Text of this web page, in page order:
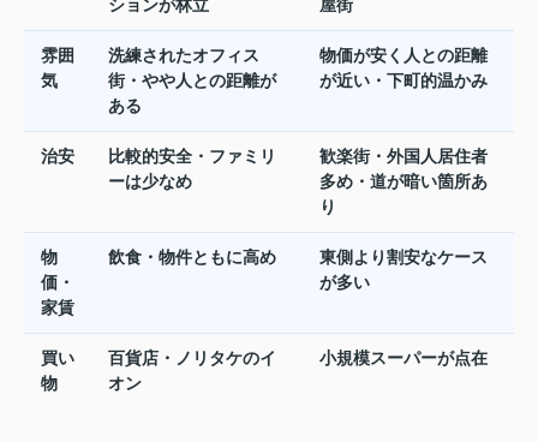
ションが林立
屋街
雰囲
気
洗練されたオフィス
街・やや人との距離が
ある
物価が安く人との距離
が近い・下町的温かみ
治安
比較的安全・ファミリ
ーは少なめ
歓楽街・外国人居住者
多め・道が暗い箇所あ
り
物
価・
家賃
飲食・物件ともに高め
東側より割安なケース
が多い
買い
物
百貨店・ノリタケのイ
オン
小規模スーパーが点在